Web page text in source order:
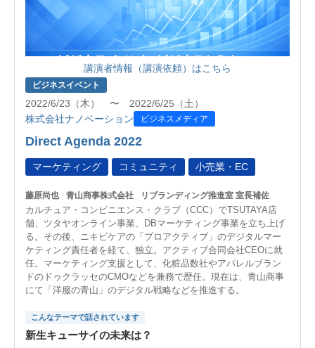
講演者情報（講演依頼）はこちら
ビジネスイベント
2022/6/23（木） 〜 2022/6/25（土）
株式会社ナノベーション
ビジネスメディア
Direct Agenda 2022
マーケティング コミュニティ 小売業・EC
藤原尚也 青山商事株式会社 リブランディング推進室 室長補佐
カルチュア・コンビニエンス・クラブ（CCC）でTSUTAYA店
舗、ツタヤオンライン事業、DBマーケティング事業を立ち上げ
る。その後、ニキビケアの「プロアクティブ」のデジタルマー
ケティング責任者を経て、独立。アクティブ合同会社CEOに就
任。マーケティング支援として、化粧品数社やアパレルブラン
ドのドゥクラッセのCMOなどを兼務で歴任。現在は、青山商事
にて「洋服の青山」のデジタル戦略などを推進する。
こんなテーマで話されています
新生キューサイの未来は？